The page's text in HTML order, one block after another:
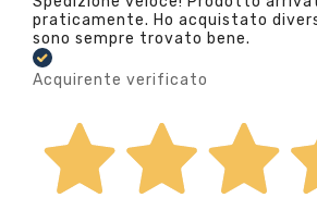
praticamente. Ho acquistato
sono sempre trovato bene.
Acquirente verificato